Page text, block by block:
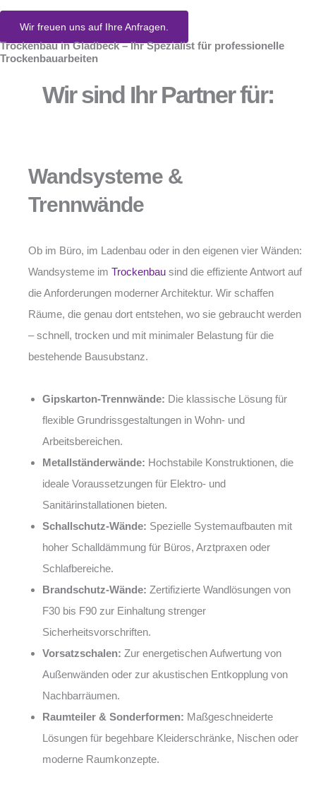
Wir freuen uns auf Ihre Anfragen.
Trockenbau in Gladbeck – Ihr Spezialist für professionelle
Trockenbauarbeiten
Wir sind Ihr Partner für:
Wandsysteme &
Trennwände
Ob im Büro, im Ladenbau oder in den eigenen vier Wänden:
Wandsysteme im Trockenbau sind die effiziente Antwort auf
die Anforderungen moderner Architektur. Wir schaffen
Räume, die genau dort entstehen, wo sie gebraucht werden
– schnell, trocken und mit minimaler Belastung für die
bestehende Bausubstanz.
Gipskarton-Trennwände: Die klassische Lösung für
flexible Grundrissgestaltungen in Wohn- und
Arbeitsbereichen.
Metallständerwände: Hochstabile Konstruktionen, die
ideale Voraussetzungen für Elektro- und
Sanitärinstallationen bieten.
Schallschutz-Wände: Spezielle Systemaufbauten mit
hoher Schalldämmung für Büros, Arztpraxen oder
Schlafbereiche.
Brandschutz-Wände: Zertifizierte Wandlösungen von
F30 bis F90 zur Einhaltung strenger
Sicherheitsvorschriften.
Vorsatzschalen: Zur energetischen Aufwertung von
Außenwänden oder zur akustischen Entkopplung von
Nachbarräumen.
Raumteiler & Sonderformen: Maßgeschneiderte
Lösungen für begehbare Kleiderschränke, Nischen oder
moderne Raumkonzepte.